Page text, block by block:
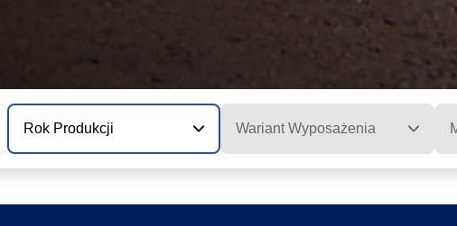
Rok Produkcji Wariant Wyposażenia